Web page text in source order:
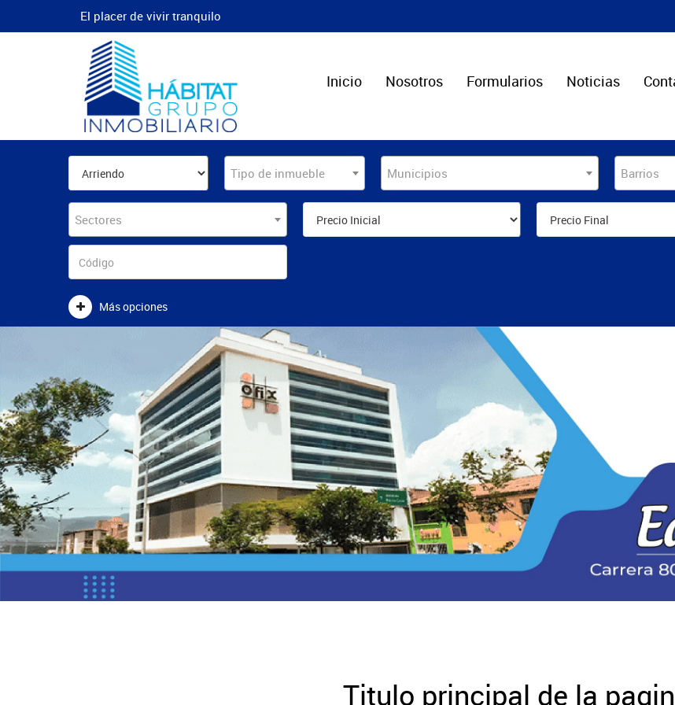
El placer de vivir tranquilo
Inicio Nosotros Formularios Noticias
Tipo de inmueble Municipios Barrios
Sectores
Más opciones
Titulo principal de la